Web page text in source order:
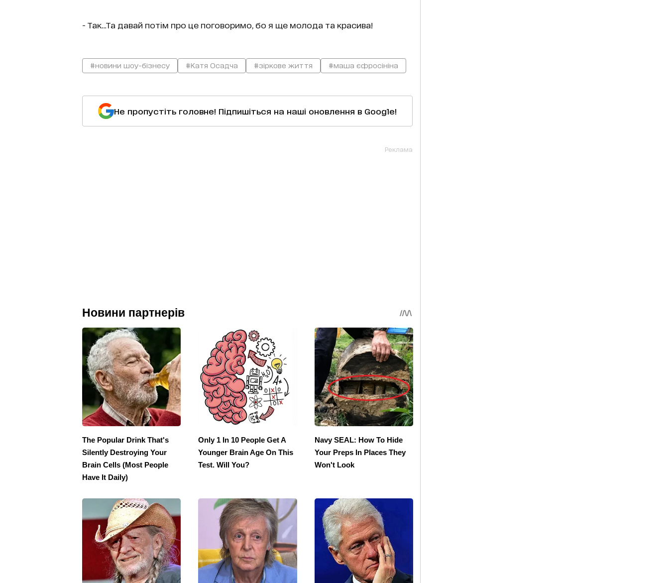
- Так…Та давай потім про це поговоримо, бо я ще молода та красива!
#новини шоу-бізнесу #Катя Осадча #зіркове життя #маша єфросініна
Не пропустіть головне! Підпишіться на наші оновлення в Google!
Реклама